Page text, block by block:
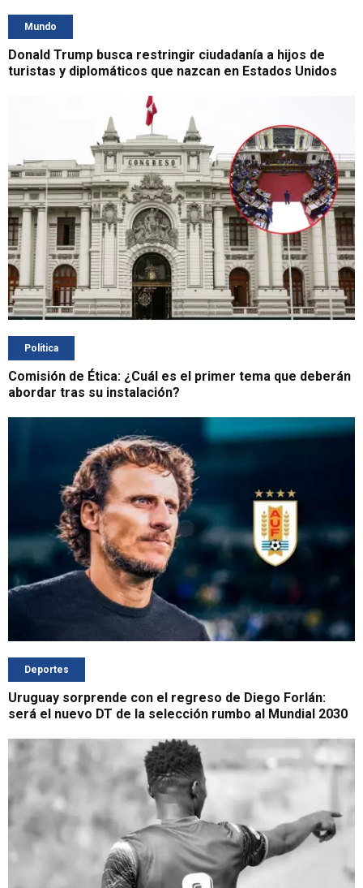
Mundo
Donald Trump busca restringir ciudadanía a hijos de
turistas y diplomáticos que nazcan en Estados Unidos
Política
Comisión de Ética: ¿Cuál es el primer tema que deberán
abordar tras su instalación?
Deportes
Uruguay sorprende con el regreso de Diego Forlán:
será el nuevo DT de la selección rumbo al Mundial 2030